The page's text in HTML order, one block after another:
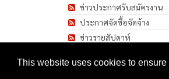
This website uses cookies to
ข่าวประกาศรับสมัครงาน
ประกาศจัดซื้อจัดจ้าง
ข่าวรายสัปดาห์